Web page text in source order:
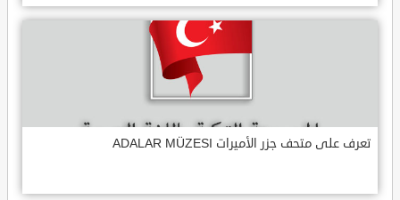
تعرف على متحف جزر الأميرات ADALAR MÜZESI